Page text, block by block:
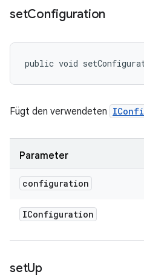
setConfiguration
public void
Fügt den verwendeten
Parameter
configuration
IConfiguration
setUp